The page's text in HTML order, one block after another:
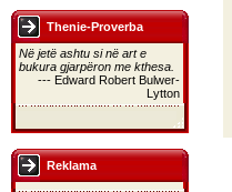
Thenie-Proverba
Në jetë ashtu si në art e
bukura gjarpëron me kthesa.
--- Edward Robert Bulwer-
Lytton
Reklama